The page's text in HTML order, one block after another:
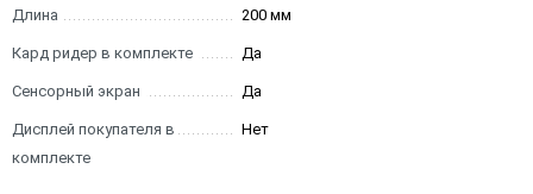
Длина 200 мм
Кард ридер в комплекте Да
Сенсорный экран Да
Дисплей покупателя в
комплекте
Нет